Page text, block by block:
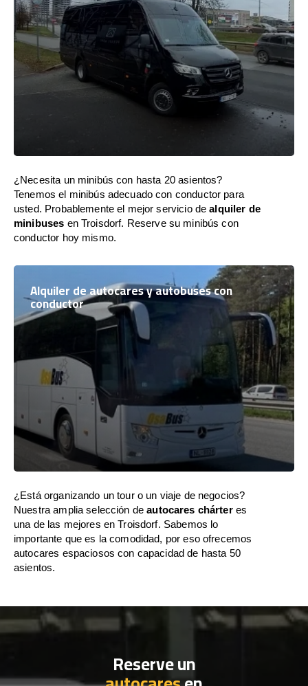
¿Necesita un minibús con hasta 20 asientos?
Tenemos el minibús adecuado con conductor para
usted. Probablemente el mejor servicio dealquiler de
minibuses en Troisdorf. Reserve su minibús con
conductor hoy mismo.
Alquiler de autocares y autobuses con
conductor
¿Está organizando un tour o un viaje de negocios?
Nuestra amplia selección deautocares chárteres
una de las mejores en Troisdorf. Sabemos lo
importante que es la comodidad, por eso ofrecemos
autocares espaciosos con capacidad de hasta 50
asientos.
Reserve un